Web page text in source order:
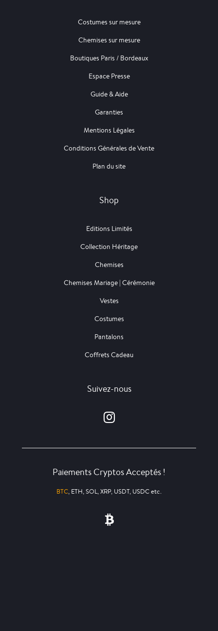
Costumes sur mesure
Chemises sur mesure
Boutiques Paris / Bordeaux
Espace Presse
Guide & Aide
Garanties
Mentions Légales
Conditions Générales de Vente
Plan du site
Shop
Editions Limités
Collection Héritage
Chemises
Chemises Mariage | Cérémonie
Vestes
Costumes
Pantalons
Coffrets Cadeau
Suivez-nous
Paiements Cryptos Acceptés !
BTC, ETH, SOL, XRP, USDT, USDC etc.